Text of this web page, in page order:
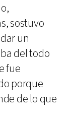
sostuvo
un
del todo
fue
porque
de lo que